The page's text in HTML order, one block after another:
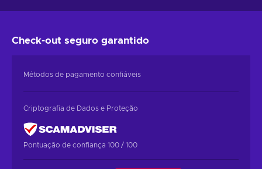
Check-out seguro garantido
Métodos de pagamento confiáveis
Criptografia de Dados e Proteção
Pontuação de confiança 100 / 100